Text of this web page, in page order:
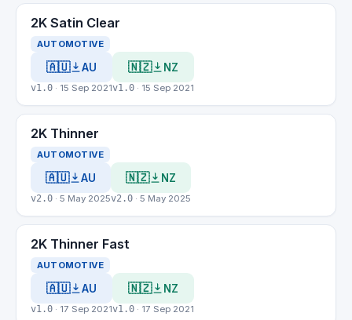
2K Satin Clear
AUTOMOTIVE
🇦🇺 AU
v1.0 · 15 Sep 2021
🇳🇿 NZ
v1.0 · 15 Sep 2021
2K Thinner
AUTOMOTIVE
🇦🇺 AU
v2.0 · 5 May 2025
🇳🇿 NZ
v2.0 · 5 May 2025
2K Thinner Fast
AUTOMOTIVE
🇦🇺 AU
v1.0 · 17 Sep 2021
🇳🇿 NZ
v1.0 · 17 Sep 2021